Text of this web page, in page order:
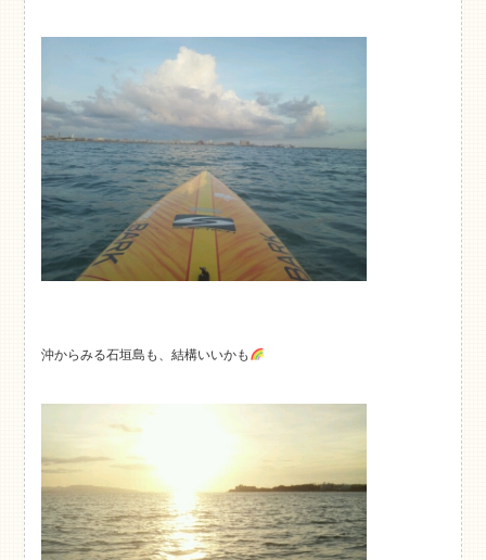
沖からみる石垣島も、結構いいかも